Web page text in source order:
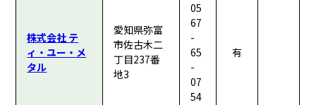
株式会社 テ
ィ・ユー・メ
タル
愛知県弥富
市佐古木二
丁目237番
地3
05
67
-
65
-
07
54
有